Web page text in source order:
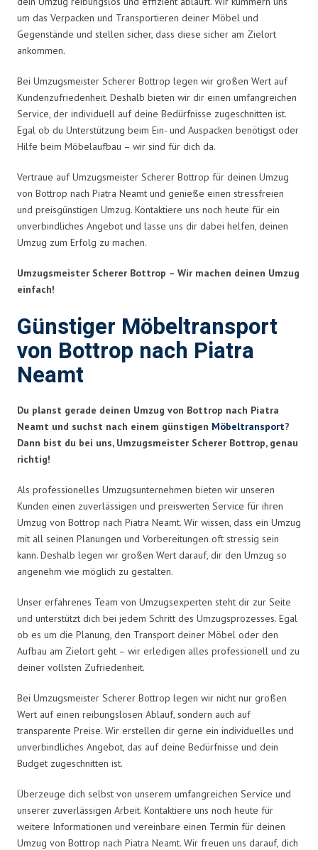
um das Verpacken und Transportieren deiner Möbel und
Gegenstände und stellen sicher, dass diese sicher am Zielort
ankommen.
Bei Umzugsmeister Scherer Bottrop legen wir großen Wert auf
Kundenzufriedenheit. Deshalb bieten wir dir einen umfangreichen
Service, der individuell auf deine Bedürfnisse zugeschnitten ist.
Egal ob du Unterstützung beim Ein- und Auspacken benötigst oder
Hilfe beim Möbelaufbau – wir sind für dich da.
Vertraue auf Umzugsmeister Scherer Bottrop für deinen Umzug
von Bottrop nach Piatra Neamt und genieße einen stressfreien
und preisgünstigen Umzug. Kontaktiere uns noch heute für ein
unverbindliches Angebot und lasse uns dir dabei helfen, deinen
Umzug zum Erfolg zu machen.
Umzugsmeister Scherer Bottrop – Wir machen deinen Umzug
einfach!
Günstiger Möbeltransport
von Bottrop nach Piatra
Neamt
Du planst gerade deinen Umzug von Bottrop nach Piatra
Neamt und suchst nach einem günstigen Möbeltransport?
Dann bist du bei uns, Umzugsmeister Scherer Bottrop, genau
richtig!
Als professionelles Umzugsunternehmen bieten wir unseren
Kunden einen zuverlässigen und preiswerten Service für ihren
Umzug von Bottrop nach Piatra Neamt. Wir wissen, dass ein Umzug
mit all seinen Planungen und Vorbereitungen oft stressig sein
kann. Deshalb legen wir großen Wert darauf, dir den Umzug so
angenehm wie möglich zu gestalten.
Unser erfahrenes Team von Umzugsexperten steht dir zur Seite
und unterstützt dich bei jedem Schritt des Umzugsprozesses. Egal
ob es um die Planung, den Transport deiner Möbel oder den
Aufbau am Zielort geht – wir erledigen alles professionell und zu
deiner vollsten Zufriedenheit.
Bei Umzugsmeister Scherer Bottrop legen wir nicht nur großen
Wert auf einen reibungslosen Ablauf, sondern auch auf
transparente Preise. Wir erstellen dir gerne ein individuelles und
unverbindliches Angebot, das auf deine Bedürfnisse und dein
Budget zugeschnitten ist.
Überzeuge dich selbst von unserem umfangreichen Service und
unserer zuverlässigen Arbeit. Kontaktiere uns noch heute für
weitere Informationen und vereinbare einen Termin für deinen
Umzug von Bottrop nach Piatra Neamt. Wir freuen uns darauf, dich